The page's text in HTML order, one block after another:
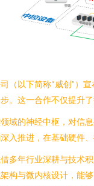
（以下简称“威创”）
。这一合作不仅提升
域的神经中枢，对信
入推进，在基础硬件
多年行业深耕与技
构与微内核设计，能